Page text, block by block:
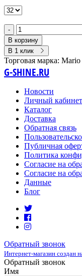
-
В корзину
В 1 клик
Торговая марка: Mario
G-SHINE.RU
Новости
Личный кабинет
Каталог
Доставка
Обратная связь
Публичная
Политика
Согласие на
Согласие на
Данные
Блог
Обратный звонок
Интернет-магазин создан
Обратный звонок
Имя